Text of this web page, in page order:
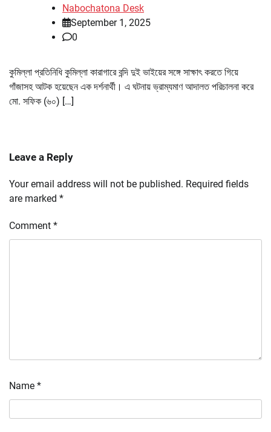
Nabochatona Desk
September 1, 2025
0
কুমিল্লা প্রতিনিধি কুমিল্লা কারাগারে বন্দি দুই ভাইয়ের সঙ্গে সাক্ষাৎ করতে গিয়ে
গাঁজাসহ আটক হয়েছেন এক দর্শনার্থী। এ ঘটনায় ভ্রাম্যমাণ আদালত পরিচালনা করে
মো. সফিক (৬০) […]
Leave a Reply
Your email address will not be published. Required fields
are marked *
Comment *
Name *